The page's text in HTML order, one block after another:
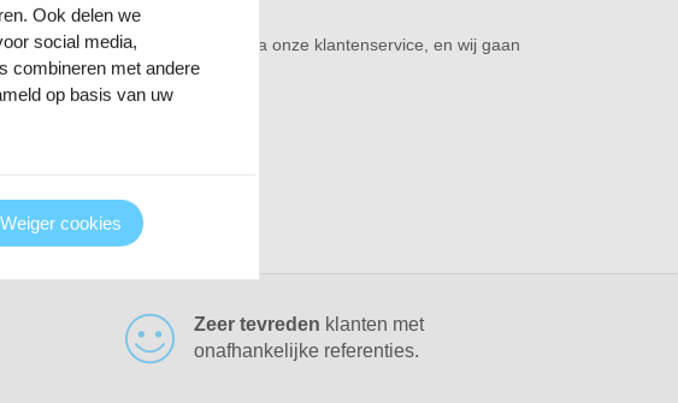
hebben. Laat het ons weten via onze klantenservice, en wij gaan
Zeer tevreden klanten met
onafhankelijke referenties.
Ook delen we
social media,
combineren met andere
op basis van uw
Weiger cookies